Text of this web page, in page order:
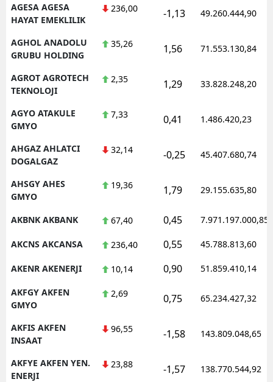
AGESA AGESA
HAYAT EMEKLILIK
236,00 -1,13 49.260.444,90
AGHOL ANADOLU
GRUBU HOLDING
35,26 1,56 71.553.130,84
AGROT AGROTECH
TEKNOLOJI
2,35 1,29 33.828.248,20
AGYO ATAKULE
GMYO
7,33 0,41 1.486.420,23
AHGAZ AHLATCI
DOGALGAZ
32,14 -0,25 45.407.680,74
AHSGY AHES
GMYO
19,36 1,79 29.155.635,80
AKBNK AKBANK 67,40 0,45 7.971.197.000,85
AKCNS AKCANSA 236,40 0,55 45.788.813,60
AKENR AKENERJI 10,14 0,90 51.859.410,14
AKFGY AKFEN
GMYO
2,69 0,75 65.234.427,32
AKFIS AKFEN
INSAAT
96,55 -1,58 143.809.048,65
AKFYE AKFEN YEN.
ENERJI
23,88 -1,57 138.770.544,92